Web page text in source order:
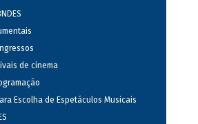
de cinema
Escolha de Espetáculos Musicais